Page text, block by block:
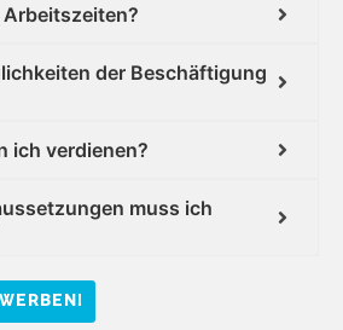
der Beschäftigung
ich verdienen?
muss ich